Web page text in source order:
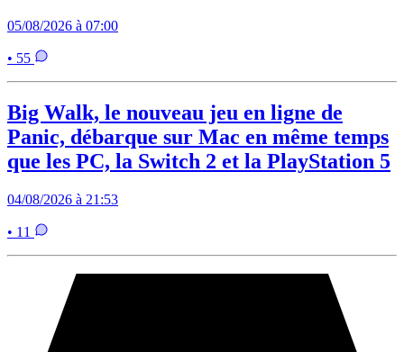
05/08/2026 à 07:00
• 55
Big Walk, le nouveau jeu en ligne de
Panic, débarque sur Mac en même temps
que les PC, la Switch 2 et la PlayStation 5
04/08/2026 à 21:53
• 11